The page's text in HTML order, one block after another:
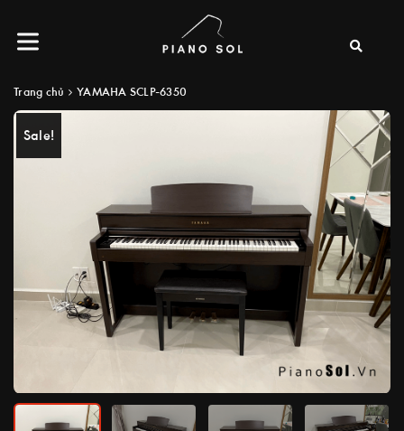
Trang chủ YAMAHA SCLP-6350
Sale!